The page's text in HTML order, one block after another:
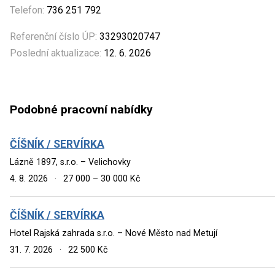
Telefon: 736 251 792
Referenční číslo ÚP: 33293020747
Poslední aktualizace: 12. 6. 2026
Podobné pracovní nabídky
ČÍŠNÍK / SERVÍRKA
Lázně 1897, s.r.o. – Velichovky
4. 8. 2026
· 27 000 – 30 000 Kč
ČÍŠNÍK / SERVÍRKA
Hotel Rajská zahrada s.r.o. – Nové Město nad Metují
31. 7. 2026
· 22 500 Kč